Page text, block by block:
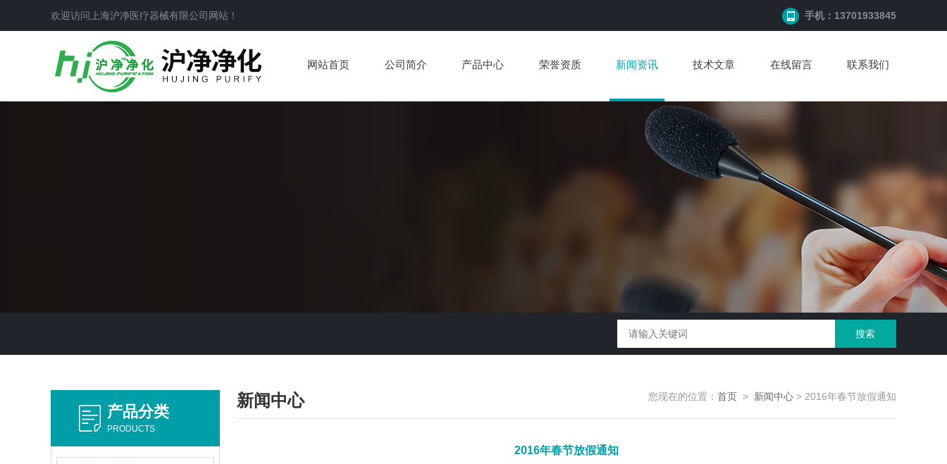
欢迎访问上海沪净医疗器械有限公司网站！ 手机：13701933845
网站首页 公司简介 产品中心 荣誉资质 新闻资讯 技术文章 在线留言 联系我们
新闻中心 您现在的位置： 首页 > 新闻中心 > 2016年春节放假通知
2016年春节放假通知
产品分类
PRODUCTS